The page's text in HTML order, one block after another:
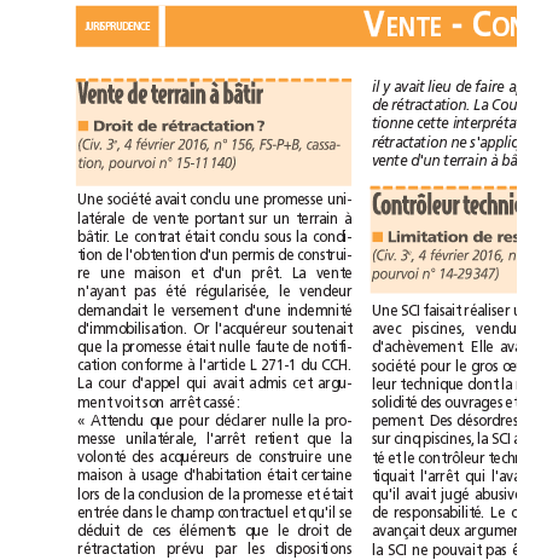
V ENTE - C
Vente de terrainà bâtir
Droit de rétractation?
( Civ. 3e, 4février2016, n°156, FS-P+B,
cassa-
tion,
pourvoi n°15-11140)
Une société avait conclu une promesse
uni-
latérale
de vente portant sur un terrain à
bâtir. Le contrat était conclu sous la
condi-
tion
de l'obtention d'un permis de
construi-
re
une maison et d'un prêt. La
vente
n'ayant
pas été régularisée, le
vendeur
demandait
le versement d'une indemnité
d'immobilisation. Or l'acquéreur
soutenait
que la promesse était nulle faute de
notifi-
cation
conforme à l'article L 271-1 du
CCH.
La
cour qui avait admis cet
argu-
ment
voit son arrêt
cassé:
«
Attendu que pour déclarer nulle la
pro-
messe
unilatérale, l'arrêt retient que la
volonté des acquéreurs de construire
une
maison à usage d'habitation était certaine
lors de la conclusion de la promesse et était
entrée dans le champ et
se
déduit
de ces éléments que le droit
de
rétractation
prévu par les
dispositions
il y avait lieu de faire
de rétractation. La
tionne cette
rétractation ne
v
ente d'un terrain à
Contrôleur
Limitation de
(Civ. 3e,
4février2016,
pourvoi
n°14-29347)
Une SCI faisait réaliser
avec
piscines,
d'achèvement.
Elle
société pour le gros
leur
technique dont la
solidité des ouvrages et
pement.
Des
désordres
sur
cinq piscines, la SCI
té et le
contrôleur
tiquait
l'arrêt qui
avait jugé abusive
de responsabilité.
Le
avançait
deux
la
SCI ne pouvait pas
JURISPRUDENCE